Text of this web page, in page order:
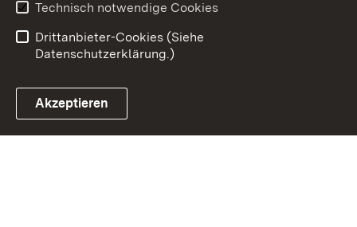
Benutzungshinweise
Erklärung zur
Technisch notwendige Cookies
Drittanbieter-Cookies (Siehe
Datenschutzerklärung.)
Akzeptieren